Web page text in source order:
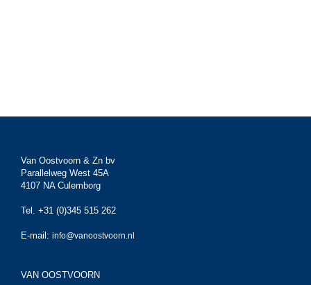
Van Oostvoorn & Zn bv
Parallelweg West 45A
4107 NA Culemborg
Tel. +31 (0)345 515 262
E-mail: info@vanoostvoorn.nl
VAN OOSTVOORN